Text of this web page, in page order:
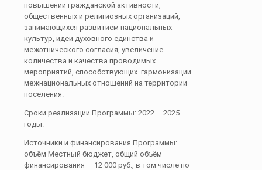
повышении гражданской активности,
общественных и религиозных организаций,
занимающихся развитием национальных
культур, идей духовного единства и
межэтнического согласия, увеличение
количества и качества проводимых
мероприятий, способствующих гармонизации
межнациональных отношений на территории
поселения.
Сроки реализации Программы: 2022 – 2025
годы.
Источники и финансирования Программы:
объём Местный бюджет, общий объём
финансирования — 12 000 руб., в том числе по